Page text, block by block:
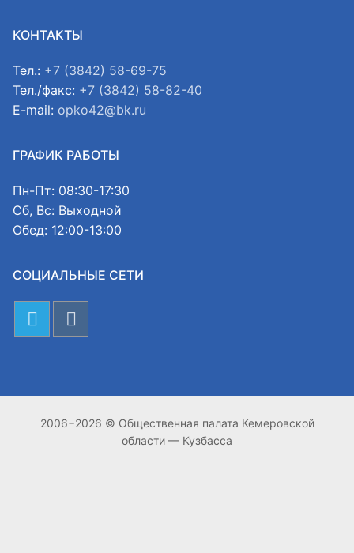
КОНТАКТЫ
Тел.: +7 (3842) 58-69-75
Тел./факс: +7 (3842) 58-82-40
E-mail: opko42@bk.ru
ГРАФИК РАБОТЫ
Пн-Пт: 08:30-17:30
Сб, Вс: Выходной
Обед: 12:00-13:00
СОЦИАЛЬНЫЕ СЕТИ
2006−2026 © Общественная палата Кемеровской
области — Кузбасса